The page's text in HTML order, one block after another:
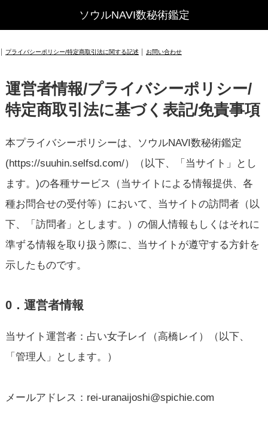
ソウルNAVI数秘術鑑定
プライバシーポリシー/特定商取引法に関する記述 お問い合わせ
運営者情報/プライバシーポリシー/
特定商取引法に基づく表記/免責事項
本プライバシーポリシーは、ソウルNAVI数秘術鑑定
(https://suuhin.selfsd.com/）（以下、「当サイト」とし
ます。)の各種サービス（当サイトによる情報提供、各
種お問合せの受付等）において、当サイトの訪問者（以
下、「訪問者」とします。）の個人情報もしくはそれに
準ずる情報を取り扱う際に、当サイトが遵守する方針を
示したものです。
0．運営者情報
当サイト運営者：占い女子レイ（高橋レイ）（以下、
「管理人」とします。）
メールアドレス：rei-uranaijoshi@spichie.com